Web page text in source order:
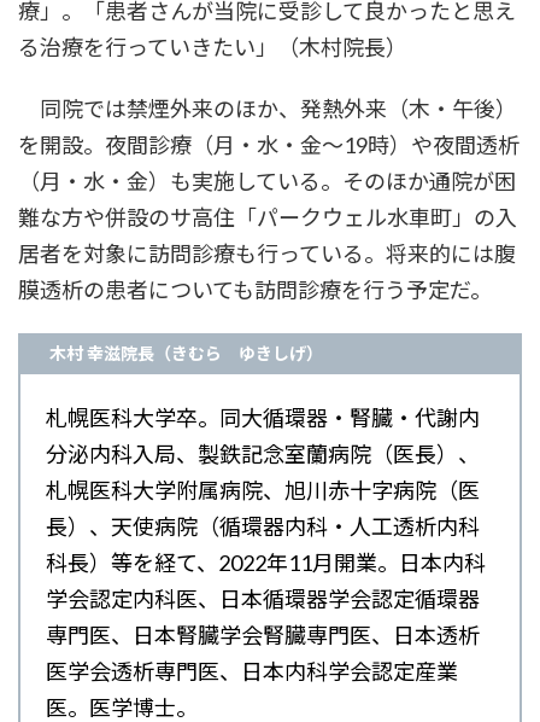
療」。「患者さんが当院に受診して良かったと思え
る治療を行っていきたい」（木村院長）
同院では禁煙外来のほか、発熱外来（木・午後）
を開設。夜間診療（月・水・金～19時）や夜間透析
（月・水・金）も実施している。そのほか通院が困
難な方や併設のサ高住「パークウェル水車町」の入
居者を対象に訪問診療も行っている。将来的には腹
膜透析の患者についても訪問診療を行う予定だ。
木村 幸滋院長（きむら ゆきしげ）
札幌医科大学卒。同大循環器・腎臓・代謝内
分泌内科入局、製鉄記念室蘭病院（医長）、
札幌医科大学附属病院、旭川赤十字病院（医
長）、天使病院（循環器内科・人工透析内科
科長）等を経て、2022年11月開業。日本内科
学会認定内科医、日本循環器学会認定循環器
専門医、日本腎臓学会腎臓専門医、日本透析
医学会透析専門医、日本内科学会認定産業
医。医学博士。